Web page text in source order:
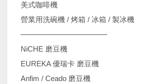
美式咖啡機
營業用洗碗機 / 烤箱 / 冰箱 / 製冰機
────────────────
NiCHE 磨豆機
EUREKA 優瑞卡 磨豆機
Anfim / Ceado 磨豆機